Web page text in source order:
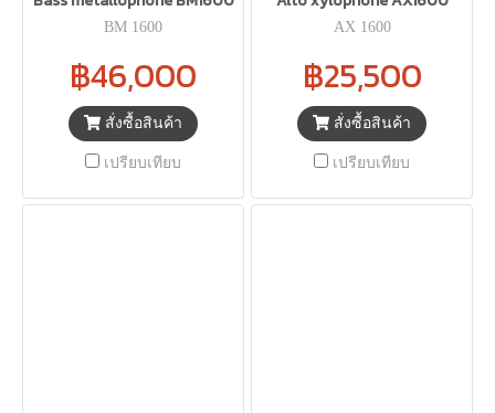
BM 1600
฿46,000
สั่งซื้อสินค้า
เปรียบเทียบ
AX 1600
฿25,500
สั่งซื้อสินค้า
เปรียบเทียบ